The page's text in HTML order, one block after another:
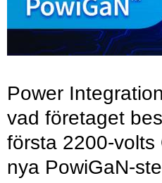
Power
vad företaget
första 2200-volts
nya PowiGaN-